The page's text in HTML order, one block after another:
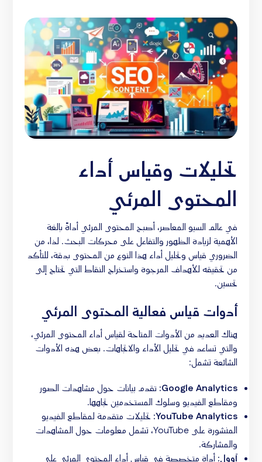
تحليلات وقياس أداء
المحتوى المرئي
في عالم السيو المعاصر، أصبح المحتوى المرئي أداةً بالغة
الأهمية لزيادة الظهور والتفاعل على محركات البحث. لذا، من
الضروري قياس وتحليل أداء هذا النوع من المحتوى بدقة، للتأكد
من تحقيقه للأهداف المرجوة واستخراج النقاط التي تحتاج إلى
تحسين.
أدوات قياس فعالية المحتوى المرئي
هناك العديد من الأدوات المتاحة لقياس أداء المحتوى المرئي،
والتي تساعد في تحليل الأداء والاتجاهات. بعض هذه الأدوات
الشائعة تشمل:
Google Analytics: تقدم بيانات حول مشاهدات الصور
ومقاطع الفيديو وسلوك المستخدمين تجاهها.
YouTube Analytics: تحليلات متقدمة لمقاطع الفيديو
المنشورة على YouTube، تشمل معلومات حول المشاهدات
والمشاركة.
آوول: أداة متخصصة في قياس أداء المحتوى المرئي على